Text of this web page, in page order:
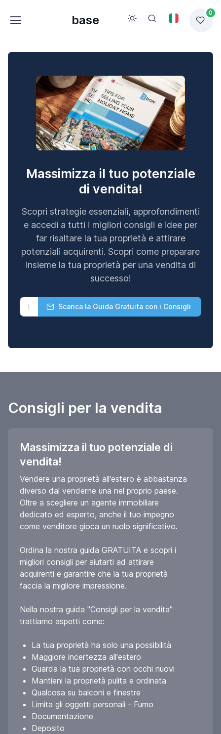
base
0
Massimizza il tuo potenziale
di vendita!
Scopri strategie essenziali, approfondimenti
e accedi a tutti i migliori consigli e idee per
far risaltare la tua proprietà e attirare
potenziali acquirenti. Scopri come preparare
insieme la tua proprietà per una vendita di
successo!
Scarica la Guida Gratuita con i Consigli
Consigli per la vendita
Massimizza il tuo potenziale di
vendita!
Vendere una proprietà all'estero è abbastanza
diverso dal venderne una nel proprio paese.
Oltre a scegliere un agente immobiliare
dedicato ed esperto, anche il tuo impegno
come venditore gioca un ruolo significativo.
Ordina la nostra guida GRATUITA e scopri i
migliori consigli per aiutarti ad attirare
acquirenti e garantire che la tua proprietà
faccia la migliore impressione.
Nella nostra guida "Consigli per la vendita"
trattiamo aspetti come:
La tua proprietà ha solo una possibilità
Maggiore incertezza all'estero
Guarda la tua proprietà con occhi nuovi
Mantieni la proprietà pulita e ordinata
Qualcosa su balconi e finestre
Limita gli oggetti personali - Fumo
Documentazione
Deposito